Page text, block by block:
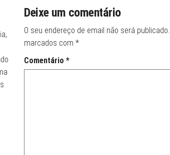
Deixe um comentário
O seu endereço de email não será publicado.
marcados com *
Comentário *